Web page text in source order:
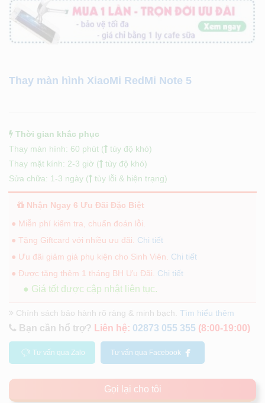
Thay màn hình XiaoMi RedMi Note 5
Thời gian khắc phục
Thay màn hình: 60 phút (
tùy độ khó)
Thay mặt kính: 2-3 giờ (
tùy độ khó)
Sửa chữa: 1-3 ngày (
tùy lỗi & hiện trạng)
Nhận Ngay 6 Ưu Đãi Đặc Biệt
● Miễn phí kiểm tra, chuẩn đoán lỗi.
● Tặng Giftcard với nhiều ưu đãi. Chi tiết
● Ưu đãi giảm giá phụ kiện cho Sinh Viên. Chi tiết
● Được tặng thêm 1 tháng BH Ưu Đãi. Chi tiết
● Giá tốt được cập nhật liên tục.
Chính sách bảo hành rõ ràng & minh bạch. Tìm hiểu thêm
Bạn cần hổ trợ? Liên hệ: 02873 055 355 (8:00-19:00)
Tư vấn qua Zalo Tư vấn qua Facebook
Gọi lại cho tôi